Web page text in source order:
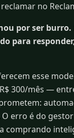
no
por ser burro.
para
esse
300/mês —
O erro é do
comprando